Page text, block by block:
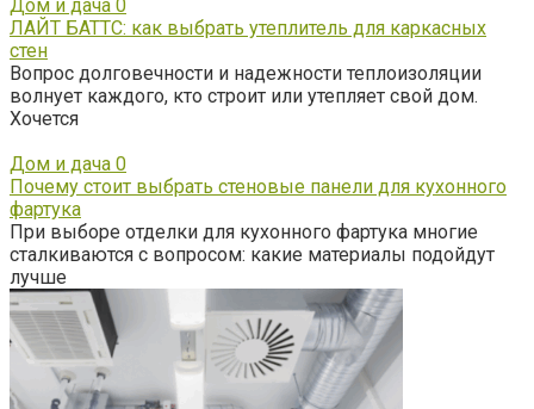
Дом и дача 0
ЛАЙТ БАТТС: как выбрать утеплитель для каркасных
стен
Вопрос долговечности и надежности теплоизоляции
волнует каждого, кто строит или утепляет свой дом.
Хочется
Дом и дача 0
Почему стоит выбрать стеновые панели для кухонного
фартука
При выборе отделки для кухонного фартука многие
сталкиваются с вопросом: какие материалы подойдут
лучше